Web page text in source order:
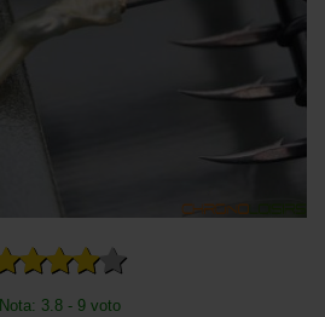
Nota: 3.8 - 9 voto